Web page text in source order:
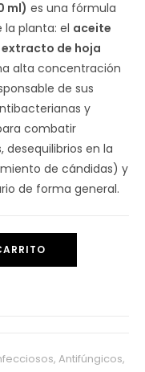
ml) es una fórmula
planta: el aceite
extracto de hoja
alta concentración
de sus
y
combatir
desequilibrios en la
de cándidas) y
de forma general.
Antifúngicos,